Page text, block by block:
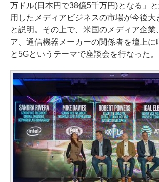
万ドル(日本円で38億5千万円)となる」
用したメディアビジネスの市場が今後大
と説明。その上で、米国のメディア企業
ア、通信機器メーカーの関係者を壇上に
と5Gというテーマで座談会を行なった。